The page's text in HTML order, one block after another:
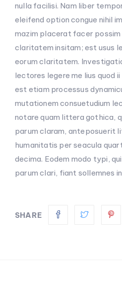
nulla facilisi. Nam liber
eleifend option congue nihil
mazim placerat facer possim
claritatem insitam; est usus
eorum claritatem.
lectores legere me lius quod
est etiam processus
mutationem consuetudium
notare quam littera gothica,
parum claram, anteposuerit
humanitatis per seacula
decima. Eodem modo typi,
parum clari, fiant sollemnes
SHARE